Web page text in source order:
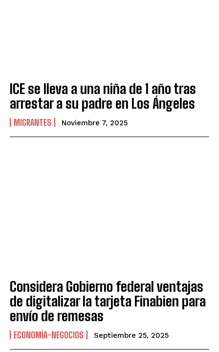
ICE se lleva a una niña de 1 año tras
arrestar a su padre en Los Ángeles
MIGRANTES Noviembre 7, 2025
Considera Gobierno federal ventajas
de digitalizar la tarjeta Finabien para
envío de remesas
ECONOMÍA-NEGOCIOS Septiembre 25, 2025